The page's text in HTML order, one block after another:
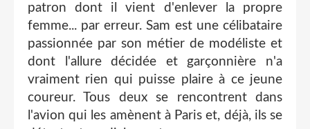
patron dont il vient d'enlever la propre
femme... par erreur. Sam est une célibataire
passionnée par son métier de modéliste et
dont l'allure décidée et garçonnière n'a
vraiment rien qui puisse plaire à ce jeune
coureur. Tous deux se rencontrent dans
l'avion qui les amènent à Paris et, déjà, ils se